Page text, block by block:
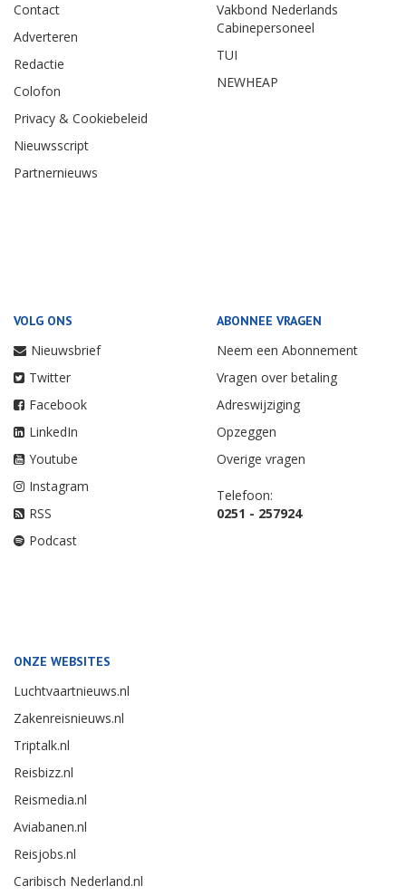
Contact
Adverteren
Redactie
Colofon
Privacy & Cookiebeleid
Nieuwsscript
Partnernieuws
Vakbond Nederlands
Cabinepersoneel
TUI
NEWHEAP
VOLG ONS
Nieuwsbrief
Twitter
Facebook
LinkedIn
Youtube
Instagram
RSS
Podcast
ABONNEE VRAGEN
Neem een Abonnement
Vragen over betaling
Adreswijziging
Opzeggen
Overige vragen
Telefoon:
0251 - 257924
ONZE WEBSITES
Luchtvaartnieuws.nl
Zakenreisnieuws.nl
Triptalk.nl
Reisbizz.nl
Reismedia.nl
Aviabanen.nl
Reisjobs.nl
Caribisch Nederland.nl